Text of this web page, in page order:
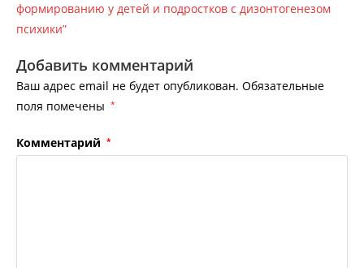
формированию у детей и подростков с дизонтогенезом
психики”
Добавить комментарий
Ваш адрес email не будет опубликован. Обязательные
поля помечены *
Комментарий *